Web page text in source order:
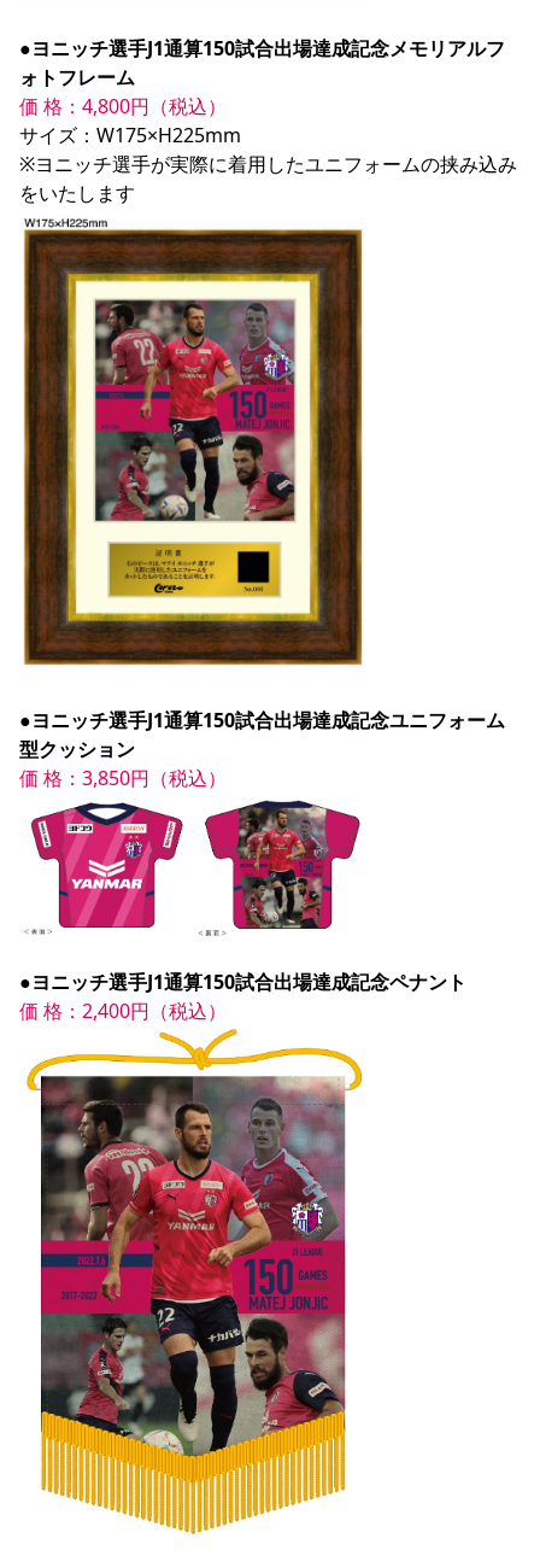
●ヨニッチ選手J1通算150試合出場達成記念メモリアルフ
ォトフレーム
価 格：4,800円（税込）
サイズ：W175×H225mm
※ヨニッチ選手が実際に着用したユニフォームの挟み込み
●ヨニッチ選手J1通算150試合出場達成記念ユニフォーム
型クッション
価 格：3,850円（税込）
●ヨニッチ選手J1通算150試合出場達成記念ペナント
価 格：2,400円（税込）